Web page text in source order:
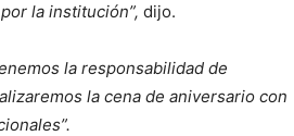
la institución”, dijo.
la responsabilidad de
la cena de aniversario con